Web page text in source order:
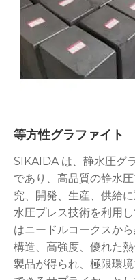
等方性グラファイト
SIKAIDA は、静水圧グ
であり、高品質の静水
究、開発、生産、供給
水圧プレス技術を利用
はニードルコークスか
構造、高強度、優れた
製品が得られ、極限環